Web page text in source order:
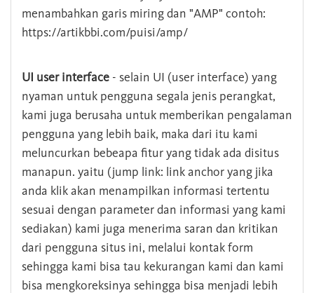
menambahkan garis miring dan "AMP" contoh:
https://artikbbi.com/puisi/amp/
UI user interface - selain UI (user interface) yang
nyaman untuk pengguna segala jenis perangkat,
kami juga berusaha untuk memberikan pengalaman
pengguna yang lebih baik, maka dari itu kami
meluncurkan bebeapa fitur yang tidak ada disitus
manapun. yaitu (jump link: link anchor yang jika
anda klik akan menampilkan informasi tertentu
sesuai dengan parameter dan informasi yang kami
sediakan) kami juga menerima saran dan kritikan
dari pengguna situs ini, melalui kontak form
sehingga kami bisa tau kekurangan kami dan kami
bisa mengkoreksinya sehingga bisa menjadi lebih